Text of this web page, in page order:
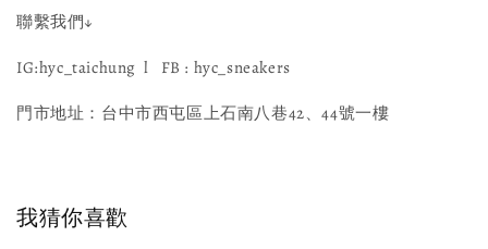
聯繫我們↓
IG:hyc_taichung l FB : hyc_sneakers
門市地址：台中市西屯區上石南八巷42、44號一樓
我猜你喜歡